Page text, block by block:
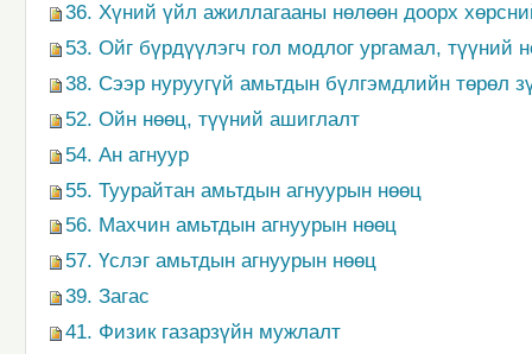
36. Хүний үйл ажиллагааны нөлөөн доорх
53. Ойг бүрдүүлэгч гол модлог ургамал, түүний
38. Сээр нуруугүй амьтдын бүлгэмдлийн төрөл
52. Ойн нөөц, түүний ашиглалт
54. Ан агнуур
55. Туурайтан амьтдын агнуурын нөөц
56. Махчин амьтдын агнуурын нөөц
57. Үслэг амьтдын агнуурын нөөц
39. Загас
41. Физик газарзүйн мужлалт